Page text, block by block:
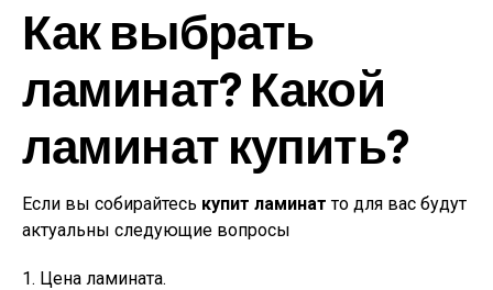
Как выбрать
ламинат? Какой
ламинат купить?
Если вы собирайтесь купит ламинат то для вас будут
актуальны следующие вопросы
1. Цена ламината.